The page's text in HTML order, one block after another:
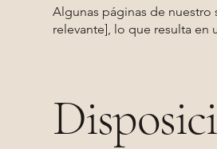
Algunas páginas de
relevante], lo que resulta en